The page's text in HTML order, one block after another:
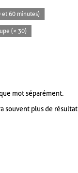
et 60 minutes)
(< 30)
mot séparément.
souvent plus de résultat